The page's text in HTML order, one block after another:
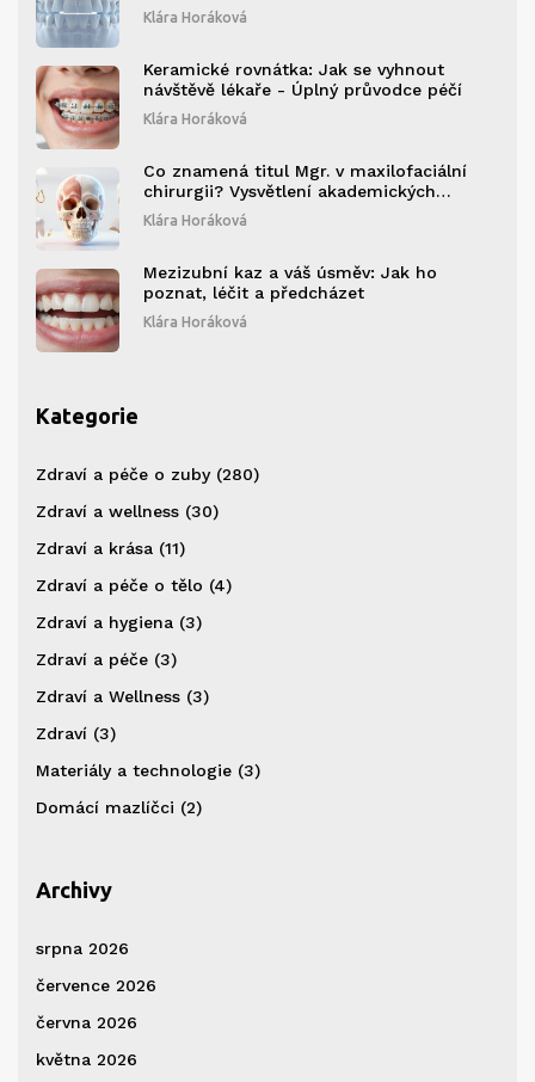
Klára Horáková
Keramické rovnátka: Jak se vyhnout
návštěvě lékaře - Úplný průvodce péčí
Klára Horáková
Co znamená titul Mgr. v maxilofaciální
chirurgii? Vysvětlení akademických
stupňů
Klára Horáková
Mezizubní kaz a váš úsměv: Jak ho
poznat, léčit a předcházet
Klára Horáková
Kategorie
Zdraví a péče o zuby (280)
Zdraví a wellness (30)
Zdraví a krása (11)
Zdraví a péče o tělo (4)
Zdraví a hygiena (3)
Zdraví a péče (3)
Zdraví a Wellness (3)
Zdraví (3)
Materiály a technologie (3)
Domácí mazlíčci (2)
Archivy
srpna 2026
července 2026
června 2026
května 2026